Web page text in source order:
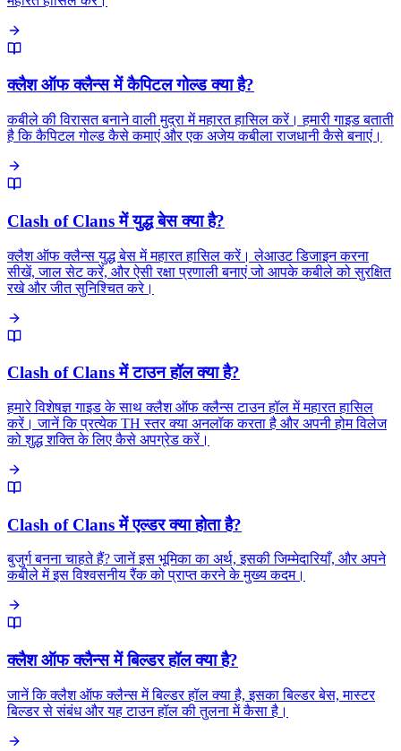
क्लैश ऑफ क्लैन्स में कैपिटल गोल्ड क्या है?
कबीले की विरासत बनाने वाली मुद्रा में महारत हासिल करें। हमारी गाइड बताती
है कि कैपिटल गोल्ड कैसे कमाएं और एक अजेय कबीला राजधानी कैसे बनाएं।
Clash of Clans में युद्ध बेस क्या है?
क्लैश ऑफ क्लैन्स युद्ध बेस में महारत हासिल करें। लेआउट डिजाइन करना
सीखें, जाल सेट करें, और ऐसी रक्षा प्रणाली बनाएं जो आपके कबीले को सुरक्षित
रखे और जीत सुनिश्चित करे।
Clash of Clans में टाउन हॉल क्या है?
हमारे विशेषज्ञ गाइड के साथ क्लैश ऑफ क्लैन्स टाउन हॉल में महारत हासिल
करें। जानें कि प्रत्येक TH स्तर क्या अनलॉक करता है और अपनी होम विलेज
को शुद्ध शक्ति के लिए कैसे अपग्रेड करें।
Clash of Clans में एल्डर क्या होता है?
बुजुर्ग बनना चाहते हैं? जानें इस भूमिका का अर्थ, इसकी जिम्मेदारियाँ, और अपने
कबीले में इस विश्वसनीय रैंक को प्राप्त करने के मुख्य कदम।
क्लैश ऑफ क्लैन्स में बिल्डर हॉल क्या है?
जानें कि क्लैश ऑफ क्लैन्स में बिल्डर हॉल क्या है, इसका बिल्डर बेस, मास्टर
बिल्डर से संबंध और यह टाउन हॉल की तुलना में कैसा है।